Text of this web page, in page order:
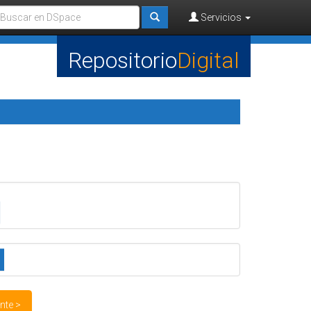
Servicios
RepositorioDigital
>